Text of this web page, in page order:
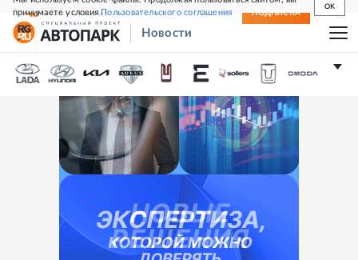
принимаете условияПользовательского соглашения
OK
СВЕЖИЙ НОМЕР ПОДПИСКА
Новости